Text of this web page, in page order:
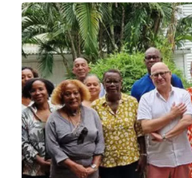
Echos
de
la
formation
de
la
FNCC
en
Martinique